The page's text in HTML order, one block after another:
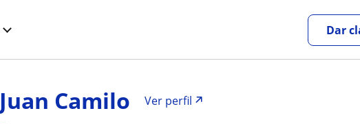
Dar
Juan Camilo
Ver perfil